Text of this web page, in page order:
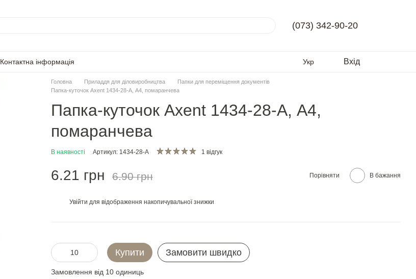
(073) 342-90-20
Контактна інформація Укр Вхід
Головна Приладдя для діловиробництва
Папки для переміщення документів
Папка-куточок Axent 1434-28-A, А4, помаранчева
Папка-куточок Axent 1434-28-A, А4,
помаранчева
В наявності Артикул: 1434-28-A 1 відгук
6.21 грн 6.90 грн Порівняти В бажання
Увійти для відображення накопичувальної знижки
Купити Замовити швидко
Замовлення від 10 одиниць